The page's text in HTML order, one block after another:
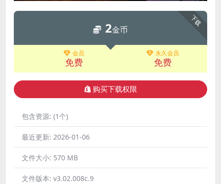
下载
2金币
会员
免费
永久会员
免费
购买下载权限
包含资源: (1个)
最近更新: 2026-01-06
文件大小: 570 MB
文件版本: v3.02.008c.9